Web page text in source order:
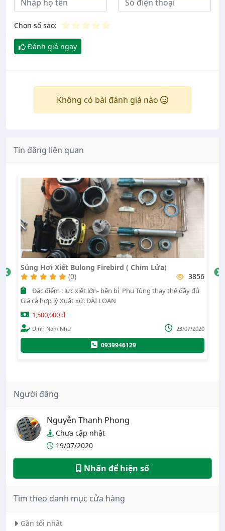
Chọn số sao: ⭐⭐⭐⭐⭐
Đánh giá ngay
Không có bài đánh giá nào
Tin đăng liên quan
Súng Hơi Xiết Bulong Firebird ( Chim Lửa)
(0)
3856
Giá cả hợp lý Xuất xứ: ĐÀI LOAN
1,500,000 đ
Đinh Nam Như 23/07/2020
0939946129
Người đăng
Nguyễn Thanh Phong
Chưa cập nhật
19/07/2020
Nhấn để hiện số
Tìm theo danh mục cửa hàng
Gần tôi nhất